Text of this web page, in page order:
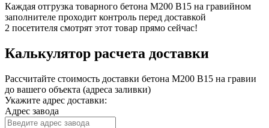
Каждая отгрузка товарного бетона М200 В15 на гравийном
заполнителе проходит контроль перед доставкой
2 посетителя смотрят этот товар прямо сейчас!
Калькулятор расчета доставки
Рассчитайте стоимость доставки бетона М200 В15 на гравии
до вашего объекта (адреса заливки)
Укажите адрес доставки:
Адрес завода